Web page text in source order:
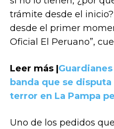
trámite desde el
desde el primer
Oficial El Peruano”,
Leer más |
banda que se disputa
terror en La Pampa
Uno de los pedidos